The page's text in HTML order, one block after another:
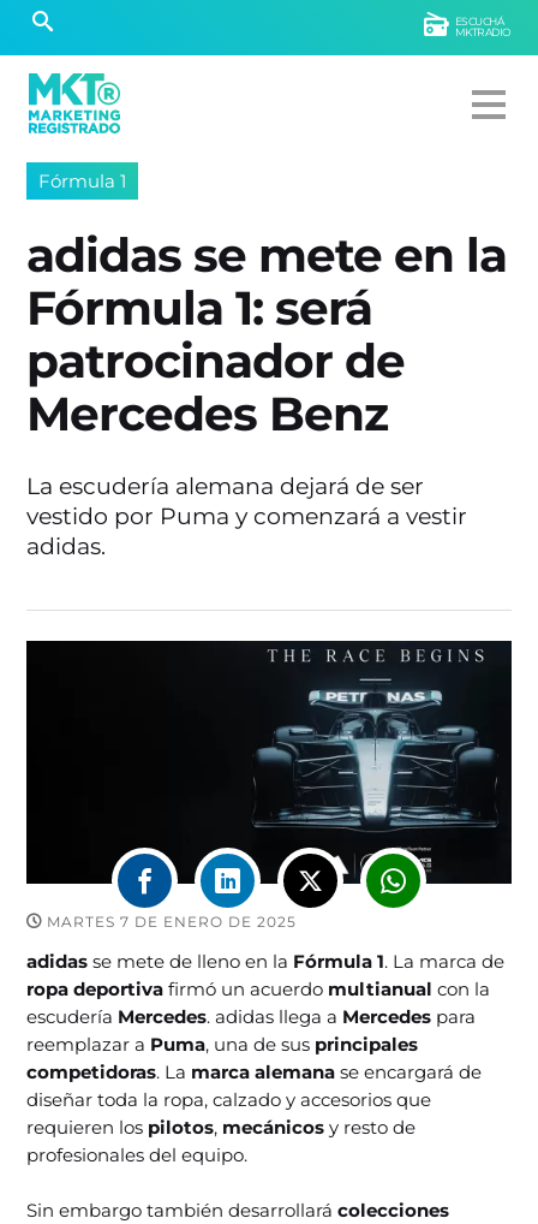
ESCUCHÁ
MKTRADIO
Fórmula 1
adidas se mete en la
Fórmula 1: será
patrocinador de
Mercedes Benz
La escudería alemana dejará de ser
vestido por Puma y comenzará a vestir
adidas.
MARTES 7 DE ENERO DE 2025
adidasse mete de lleno en la Fórmula 1. La marca de
ropa deportivafirmó un acuerdo multianualcon la
escudería Mercedes. adidas llega a Mercedes para
reemplazar a Puma, una de sus principales
competidoras. La marca alemanase encargará de
diseñar toda la ropa, calzado y accesorios que
requieren los pilotos, mecánicosy resto de
profesionales del equipo.
Sin embargo también desarrollarácolecciones